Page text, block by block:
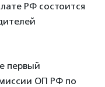
РФ состоится
первый
ОП РФ по